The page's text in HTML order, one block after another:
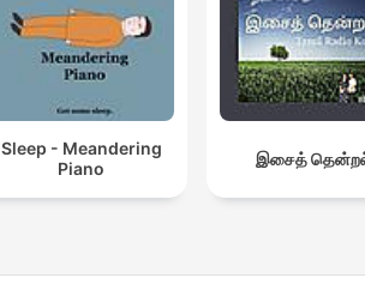
Sleep - Meandering
Piano
இசைத்